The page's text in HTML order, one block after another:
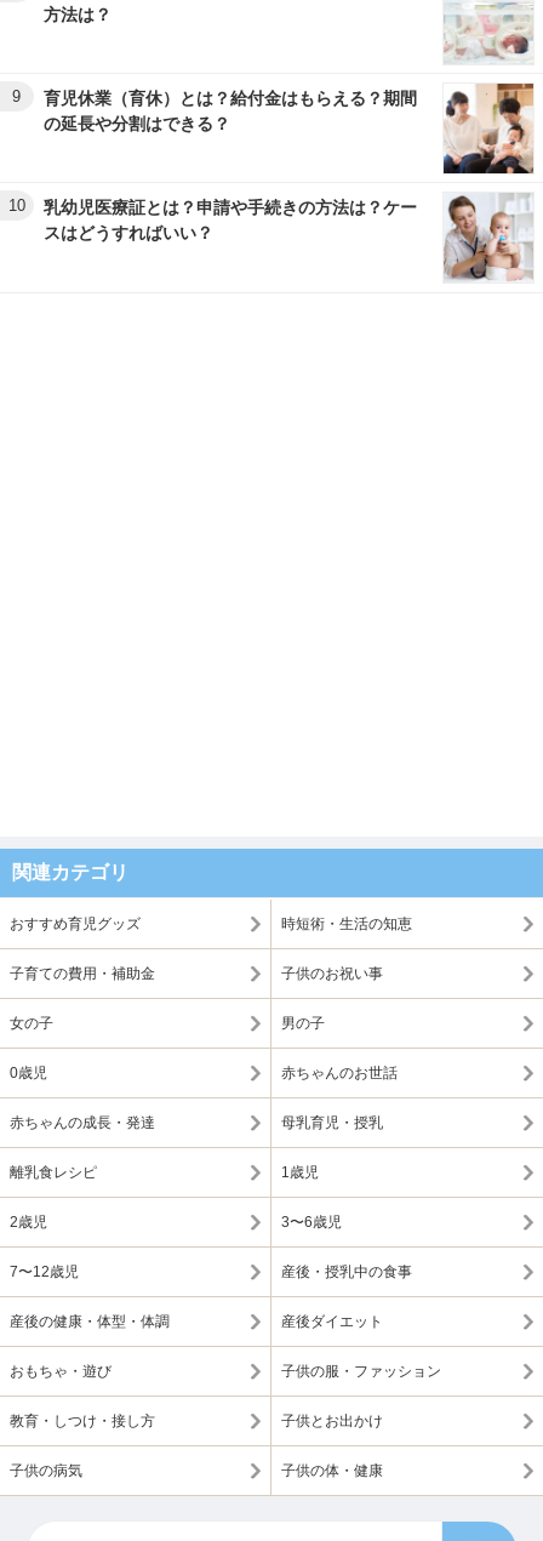
方法は？
9
育児休業（育休）とは？給付金はもらえる？期間
の延長や分割はできる？
10
乳幼児医療証とは？申請や手続きの方法は？ケー
スはどうすればいい？
関連カテゴリ
おすすめ育児グッズ 時短術・生活の知恵
子育ての費用・補助金 子供のお祝い事
女の子 男の子
0歳児 赤ちゃんのお世話
赤ちゃんの成長・発達 母乳育児・授乳
離乳食レシピ 1歳児
2歳児 3〜6歳児
7〜12歳児 産後・授乳中の食事
産後の健康・体型・体調 産後ダイエット
おもちゃ・遊び 子供の服・ファッション
教育・しつけ・接し方 子供とお出かけ
子供の病気 子供の体・健康